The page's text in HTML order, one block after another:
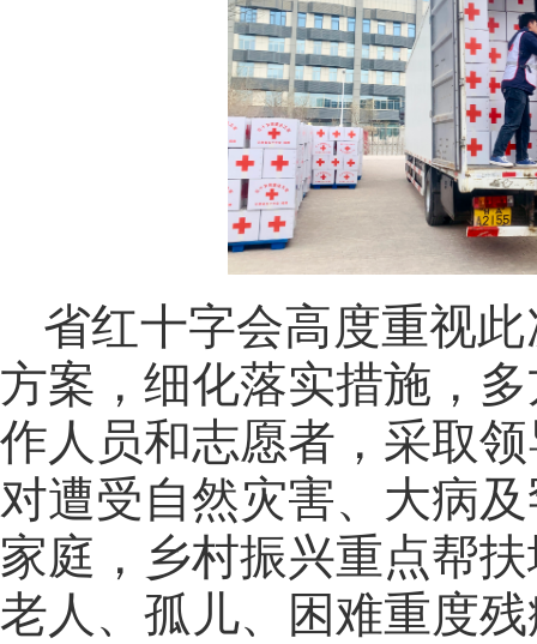
省红十字会高度重视
方案，细化落实措施，
作人员和志愿者，采取
对遭受自然灾害、大病
家庭，乡村振兴重点帮
老人、孤儿、困难重度